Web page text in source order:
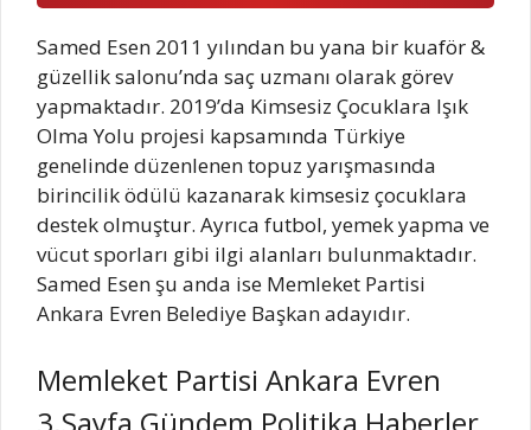
Samed Esen 2011 yılından bu yana bir kuaför &
güzellik salonu’nda saç uzmanı olarak görev
yapmaktadır. 2019’da Kimsesiz Çocuklara Işık
Olma Yolu projesi kapsamında Türkiye
genelinde düzenlenen topuz yarışmasında
birincilik ödülü kazanarak kimsesiz çocuklara
destek olmuştur. Ayrıca futbol, yemek yapma ve
vücut sporları gibi ilgi alanları bulunmaktadır.
Samed Esen şu anda ise Memleket Partisi
Ankara Evren Belediye Başkan adayıdır.
Memleket Partisi Ankara Evren
3.Sayfa Gündem Politika Haberler